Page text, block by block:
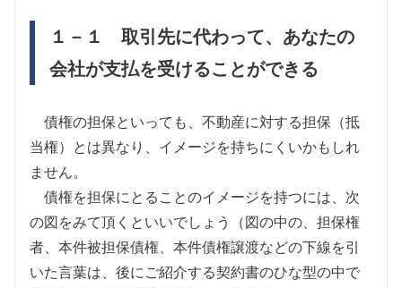
１－１ 取引先に代わって、あなたの
会社が支払を受けることができる
債権の担保といっても、不動産に対する担保（抵
当権）とは異なり、イメージを持ちにくいかもしれ
ません。
債権を担保にとることのイメージを持つには、次
の図をみて頂くといいでしょう（図の中の、担保権
者、本件被担保債権、本件債権譲渡などの下線を引
いた言葉は、後にご紹介する契約書のひな型の中で